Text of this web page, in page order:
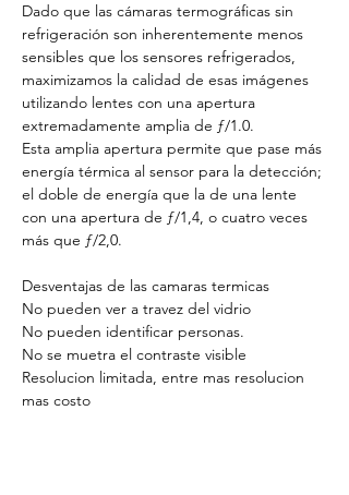
Dado que las cámaras termográficas sin
refrigeración son inherentemente menos
sensibles que los sensores refrigerados,
maximizamos la calidad de esas imágenes
utilizando lentes con una apertura
extremadamente amplia de ƒ/1.0.
Esta amplia apertura permite que pase más
energía térmica al sensor para la detección;
el doble de energía que la de una lente
con una apertura de ƒ/1,4, o cuatro veces
más que ƒ/2,0.
Desventajas de las camaras termicas
No pueden ver a travez del vidrio
No pueden identificar personas.
No se muetra el contraste visible
Resolucion limitada, entre mas resolucion
mas costo